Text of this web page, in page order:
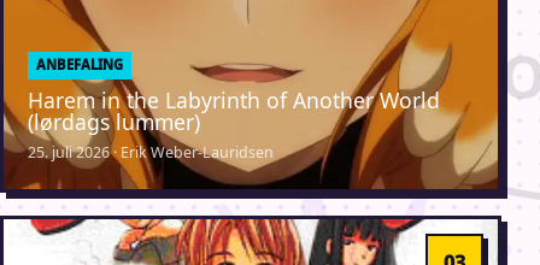
ANBEFALING
Harem in the Labyrinth of Another World
(lørdags lummer)
25. juli 2026 · Erik Weber-Lauridsen